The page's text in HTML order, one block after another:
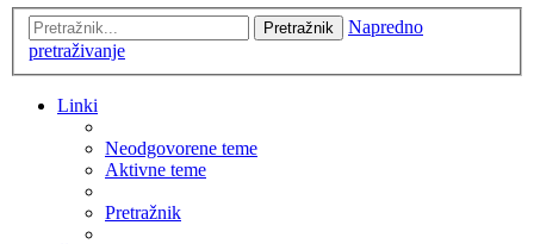
Pretražnik
Napredno
pretraživanje
Linki
Neodgovorene teme
Aktivne teme
Pretražnik